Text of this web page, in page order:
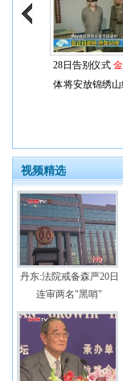
28日告别仪式
体将安放锦绣
视频精选
丹东:法院戒备森严20日
连审两名"黑哨"